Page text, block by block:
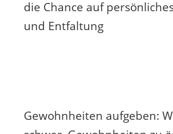
die Chance auf
und Entfaltung
Gewohnheiten aufgeben: